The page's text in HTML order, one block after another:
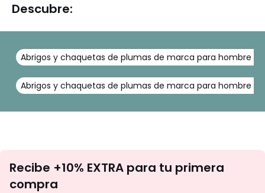
Descubre:
Abrigos y chaquetas de plumas de marca para hombre
Abrigos y chaquetas de plumas de marca para hombre K-
te
Recibe +10% EXTRA para tu primera
compra